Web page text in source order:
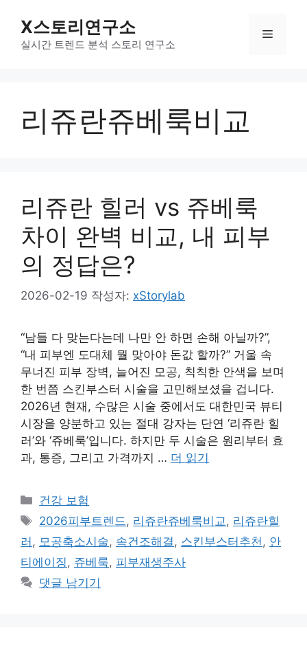
X스토리연구소
실시간 트렌드 분석 스토리 연구소
메
리쥬란쥬베룩비교
리쥬란 힐러 vs 쥬베룩
차이 완벽 비교, 내 피부
의 정답은?
2026-02-19 작성자: xStorylab
“남들 다 맞는다는데 나만 안 하면 손해 아닐까?”,
“내 피부엔 도대체 뭘 맞아야 돈값 할까?” 거울 속
무너진 피부 장벽, 늘어진 모공, 칙칙한 안색을 보며
한 번쯤 스킨부스터 시술을 고민해보셨을 겁니다.
2026년 현재, 수많은 시술 중에서도 대한민국 뷰티
시장을 양분하고 있는 절대 강자는 단연 ‘리쥬란 힐
러’와 ‘쥬베룩’입니다. 하지만 두 시술은 원리부터 효
과, 통증, 그리고 가격까지 … 더 읽기
카
테
리
건강 보험
태
그
2026피부트렌드 , 리쥬란쥬베룩비교 , 리쥬란힐
러 , 모공축소시술, 속건조해결 , 스킨부스터추천 , 안
티에이징 , 쥬베룩, 피부재생주사
댓글 남기기